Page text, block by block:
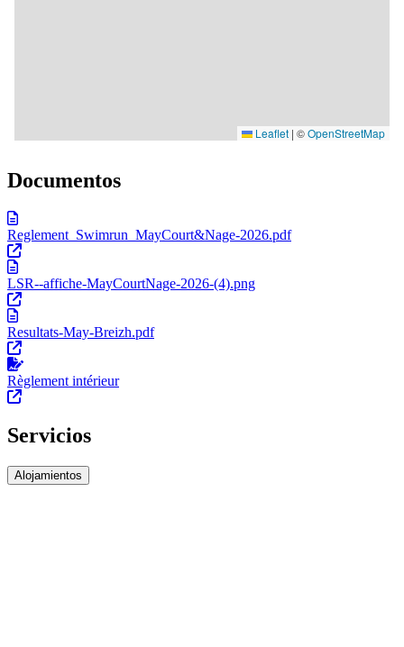
Documentos
Reglement_Swimrun_MayCourt&Nage-2026.pdf
LSR--affiche-MayCourtNage-2026-(4).png
Resultats-May-Breizh.pdf
Règlement intérieur
Servicios
Alojamientos